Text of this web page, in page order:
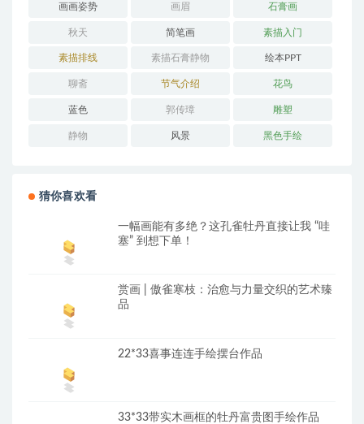
画画姿势 画眉 石膏画
秋天 简笔画 素描入门
素描排线 素描石膏静物 绘本PPT
聊斋 节气介绍 花鸟
蓝色 郭传璋 雕塑
静物 风景 黑色手绘
猜你喜欢看
一幅画能有多绝？这孔雀牡丹直接让我 “哇
塞” 到想下单！
赏画 | 傲雀寒枝：治愈与力量交织的艺术臻
品
22*33喜事连连手绘摆台作品
33*33带实木画框的牡丹富贵图手绘作品